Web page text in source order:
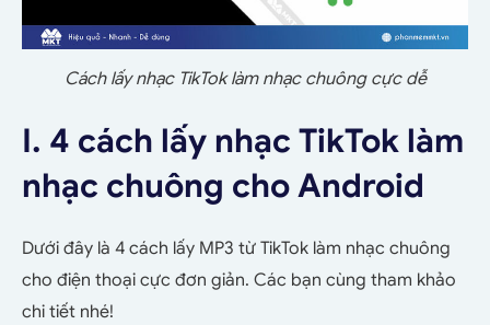
Cách lấy nhạc TikTok làm nhạc chuông cực dễ
I. 4 cách lấy nhạc TikTok làm
nhạc chuông cho Android
Dưới đây là 4 cách lấy MP3 từ TikTok làm nhạc chuông
cho điện thoại cực đơn giản. Các bạn cùng tham khảo
chi tiết nhé!